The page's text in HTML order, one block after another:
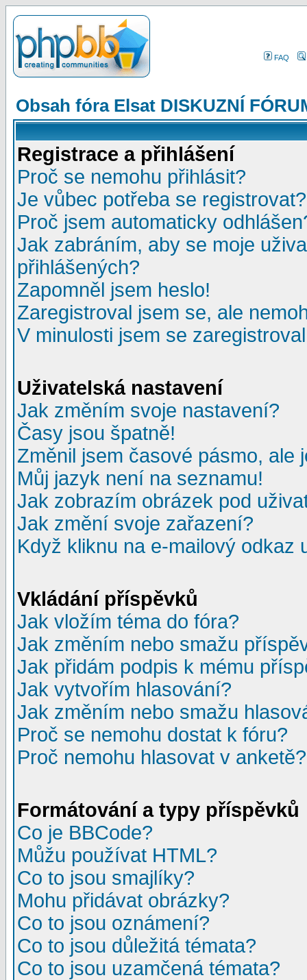
FAQ
Obsah fóra Elsat DISKUZNÍ
Registrace a přihlášení
Proč se nemohu přihlásit?
Je vůbec potřeba se registrovat?
Proč jsem automaticky
Jak zabráním, aby se moje
přihlášených?
Zapomněl jsem heslo!
Zaregistroval jsem se, ale
V minulosti jsem se
Uživatelská nastavení
Jak změním svoje nastavení?
Časy jsou špatně!
Změnil jsem časové pásmo, ale
Můj jazyk není na seznamu!
Jak zobrazím obrázek pod
Jak změní svoje zařazení?
Když kliknu na e-mailový odkaz
Vkládání příspěvků
Jak vložím téma do fóra?
Jak změním nebo smažu
Jak přidám podpis k mému
Jak vytvořím hlasování?
Jak změním nebo smažu
Proč se nemohu dostat k fóru?
Proč nemohu hlasovat v anketě?
Formátování a typy příspěvků
Co je BBCode?
Můžu používat HTML?
Co to jsou smajlíky?
Mohu přidávat obrázky?
Co to jsou oznámení?
Co to jsou důležitá témata?
Co to jsou uzamčená témata?